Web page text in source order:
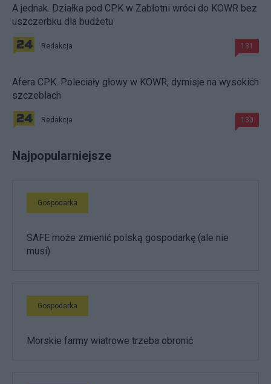
A jednak. Działka pod CPK w Zabłotni wróci do KOWR bez
uszczerbku dla budżetu
Redakcja 131
Afera CPK. Poleciały głowy w KOWR, dymisje na wysokich
szczeblach
Redakcja 130
Najpopularniejsze
Gospodarka
SAFE może zmienić polską gospodarkę (ale nie
musi)
Gospodarka
Morskie farmy wiatrowe trzeba obronić